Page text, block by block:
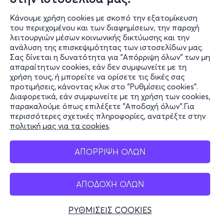
Κάνουμε χρήση cookies με σκοπό την εξατομίκευση
του περιεχομένου και των διαφημίσεων, την παροχή
λειτουργιών μέσων κοινωνικής δικτύωσης και την
ανάλυση της επισκεψιμότητας των ιστοσελίδων μας.
Σας δίνεται η δυνατότητα για "Απόρριψη όλων" των μη
απαραίτητων cookies, εάν δεν συμφωνείτε με τη
χρήση τους, ή μπορείτε να ορίσετε τις δικές σας
προτιμήσεις, κάνοντας κλικ στο "Ρυθμίσεις cookies".
Διαφορετικά, εάν συμφωνείτε με τη χρήση των cookies,
παρακαλούμε όπως επιλέξετε "Αποδοχή όλων".Για
περισσότερες σχετικές πληροφορίες, ανατρέξτε στην
πολιτική μας για τα cookies.
ΑΠΟΡΡΙΨΗ ΟΛΩΝ
ΑΠΟΔΟΧΗ ΟΛΩΝ
ΡΥΘΜΙΣΕΙΣ COOKIES
Από το 2019 είναι resident DJ του Colourday Festival,
του μεγαλύτερου φεστιβάλ στην Ελλάδα, ενώ κάθε
καλοκαίρι εμφανίζεται στα πιο γνωστά κλαμπ του
κόσμου: Tropicana στη Μύκονο και Bolivar στην Αθήνα.
Πληροφορίες
Υποστήριξη
Stay Connected
Mobile app